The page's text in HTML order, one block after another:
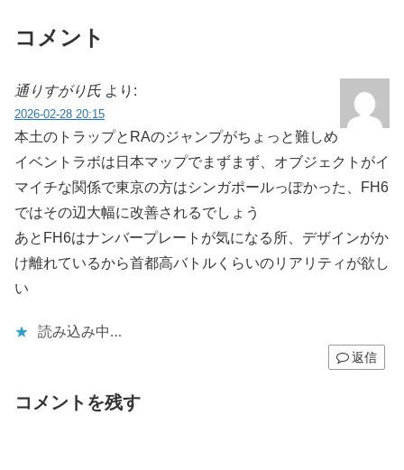
コメント
通りすがり氏 より:
2026-02-28 20:15
本土のトラップとRAのジャンプがちょっと難しめ
イベントラボは日本マップでまずまず、オブジェクトがイ
マイチな関係で東京の方はシンガポールっぽかった、FH6
ではその辺大幅に改善されるでしょう
あとFH6はナンバープレートが気になる所、デザインがか
け離れているから首都高バトルくらいのリアリティが欲し
い
読み込み中…
返信
コメントを残す